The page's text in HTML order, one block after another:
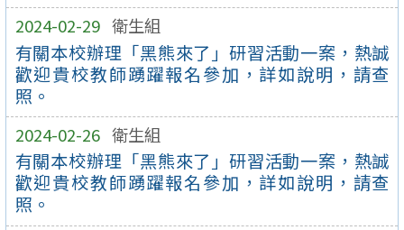
2024-02-29 衛生組
有關本校辦理「黑熊來了」研習活動一案，熱誠
歡迎貴校教師踴躍報名參加，詳如說明，請查
照。
2024-02-26 衛生組
有關本校辦理「黑熊來了」研習活動一案，熱誠
歡迎貴校教師踴躍報名參加，詳如說明，請查
照。